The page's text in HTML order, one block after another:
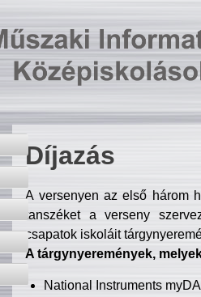
Díjazás
A versenyen az első három
tanszéket a verseny
csapatok iskoláit
A tárgynyeremények,
National Instruments